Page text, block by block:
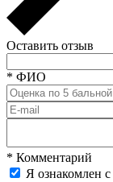
Оставить отзыв
* ФИО
* Комментарий
Я ознакомлен с